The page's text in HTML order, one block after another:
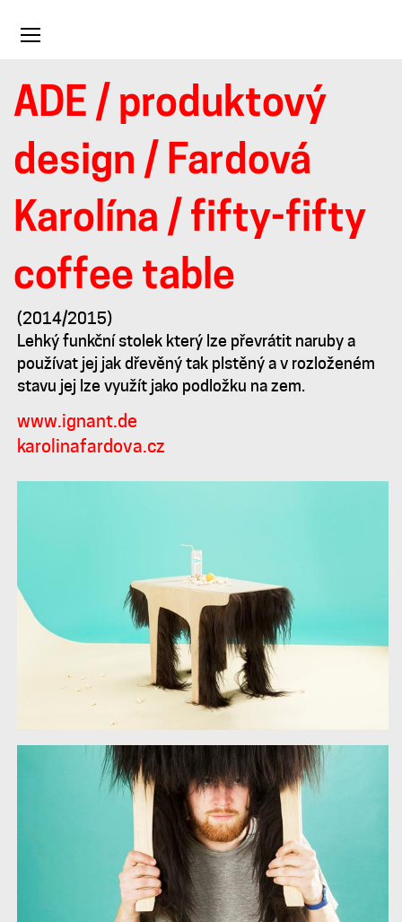
Toggle
ADE / produktový
design / Fardová
Karolína / fifty-fifty
coffee table
fifty-
fifty
coffee
table
(2014/2015)
Lehký funkční stolek který lze převrátit naruby a
používat jej jak dřevěný tak plstěný a v rozloženém
stavu jej lze využít jako podložku na zem.
www.ignant.de
karolinafardova.cz